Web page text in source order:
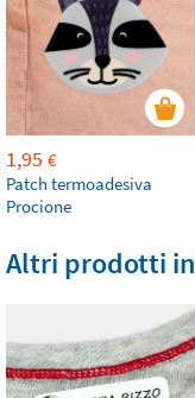
1,95 €
Patch termoadesiva
Procione
Altri prodotti